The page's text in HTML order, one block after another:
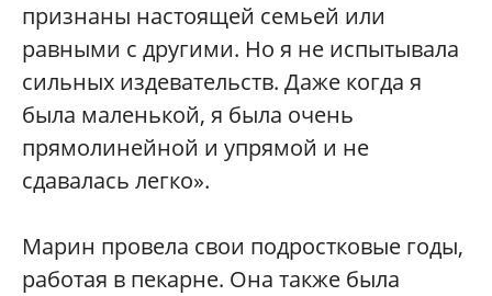
признаны настоящей семьей или
равными с другими. Но я не испытывала
сильных издевательств. Даже когда я
была маленькой, я была очень
прямолинейной и упрямой и не
сдавалась легко».
Марин провела свои подростковые годы,
работая в пекарне. Она также была